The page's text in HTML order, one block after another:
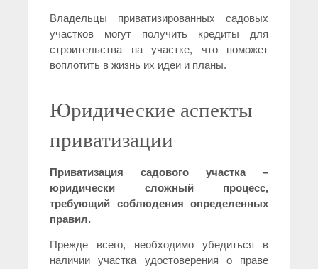
Владельцы приватизированных садовых
участков могут получить кредиты для
строительства на участке, что поможет
воплотить в жизнь их идеи и планы.
Юридические аспекты
приватизации
Приватизация садового участка –
юридически сложный процесс,
требующий соблюдения определенных
правил.
Прежде всего, необходимо убедиться в
наличии участка удостоверения о праве